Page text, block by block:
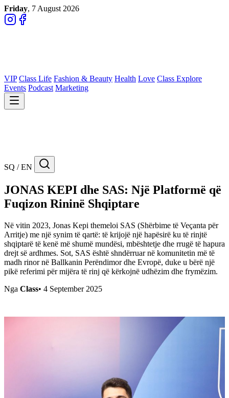
Friday, 7 August 2026
VIP Class Life Fashion & Beauty Health Love Class Explore
Events Podcast Marketing
SQ / EN
JONAS KEPI dhe SAS: Një Platformë që
Fuqizon Rininë Shqiptare
Në vitin 2023, Jonas Kepi themeloi SAS (Shërbime të Veçanta për
Arritje) me një synim të qartë: të krijojë një hapësirë ku të rinjtë
shqiptarë të kenë më shumë mundësi, mbështetje dhe rrugë të hapura
drejt së ardhmes. Sot, SAS është shndërruar në komunitetin më të
madh rinor në Ballkanin Perëndimor dhe Evropë, duke u bërë një
pikë referimi për mijëra të rinj që kërkojnë udhëzim dhe frymëzim.
Nga Class• 4 September 2025